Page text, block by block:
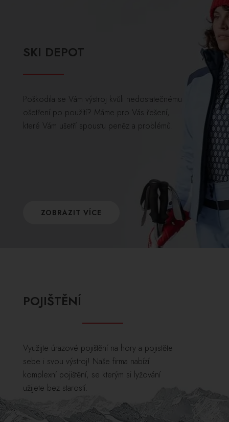
SKI DEPOT
Poškodila se Vám výstroj kvůli nedostatečnému
ošetření po použití? Máme pro Vás řešení,
které Vám ušetří spoustu peněz a problémů.
ZOBRAZIT VÍCE
POJIŠTĚNÍ
Využijte úrazové pojištění na hory a pojistěte
sebe i svou výstroj! Naše firma nabízí
komplexní pojištění, se kterým si lyžování
užijete bez starostí.